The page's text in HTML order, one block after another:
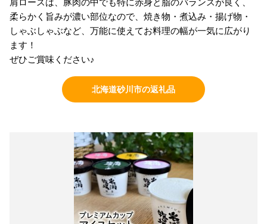
柔らかく旨みが濃い部位なので、焼き物・煮込み・揚げ物・
しゃぶしゃぶなど、万能に使えてお料理の幅が一気に広がり
ます！
ぜひご賞味ください♪
北海道砂川市の返礼品